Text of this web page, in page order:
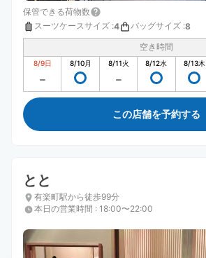
保管できる荷物数
スーツケースサイズ :4 バッグサイズ :8
空き時間
8/9日 8/10月 8/11火 8/12水 8/13木
この店舗を予約する
とと
有楽町駅から徒歩99分
本日の営業時間 : 18:00〜22:00